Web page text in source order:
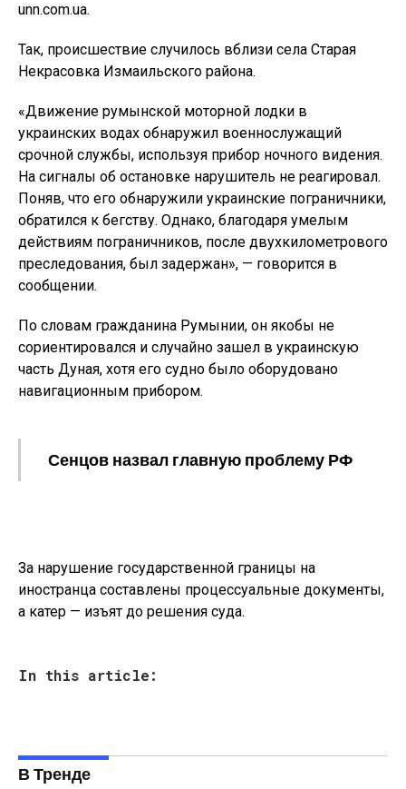
unn.com.ua.
Так, происшествие случилось вблизи села Старая
Некрасовка Измаильского района.
«Движение румынской моторной лодки в
украинских водах обнаружил военнослужащий
срочной службы, используя прибор ночного видения.
На сигналы об остановке нарушитель не реагировал.
Поняв, что его обнаружили украинские пограничники,
обратился к бегству. Однако, благодаря умелым
действиям пограничников, после двухкилометрового
преследования, был задержан», — говорится в
сообщении.
По словам гражданина Румынии, он якобы не
сориентировался и случайно зашел в украинскую
часть Дуная, хотя его судно было оборудовано
навигационным прибором.
Сенцов назвал главную проблему РФ
За нарушение государственной границы на
иностранца составлены процессуальные документы,
а катер — изъят до решения суда.
In this article:
В Тренде